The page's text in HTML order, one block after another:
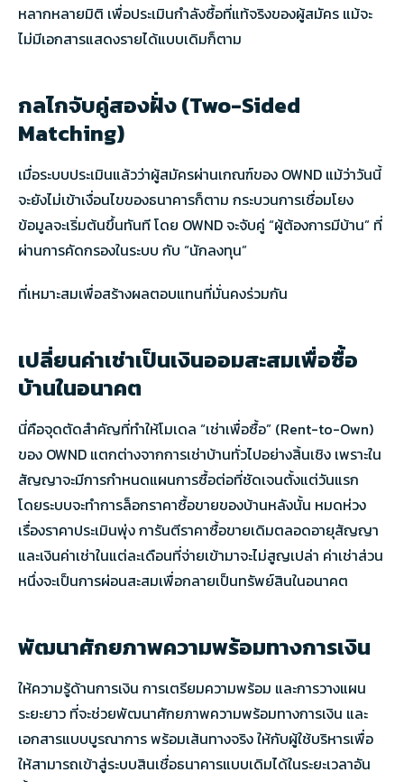
หลากหลายมิติ เพื่อประเมินกำลังซื้อที่แท้จริงของผู้สมัคร แม้จะ
ไม่มีเอกสารแสดงรายได้แบบเดิมก็ตาม
กลไกจับคู่สองฝั่ง (Two-Sided
Matching)
เมื่อระบบประเมินแล้วว่าผู้สมัครผ่านเกณฑ์ของ OWND แม้ว่าวันนี้
จะยังไม่เข้าเงื่อนไขของธนาคารก็ตาม กระบวนการเชื่อมโยง
ข้อมูลจะเริ่มต้นขึ้นทันที โดย OWND จะจับคู่ “ผู้ต้องการมีบ้าน” ที่
ผ่านการคัดกรองในระบบ กับ “นักลงทุน”
ที่เหมาะสมเพื่อสร้างผลตอบแทนที่มั่นคงร่วมกัน
เปลี่ยนค่าเช่าเป็นเงินออมสะสมเพื่อซื้อ
บ้านในอนาคต
นี่คือจุดตัดสำคัญที่ทำให้โมเดล “เช่าเพื่อซื้อ” (Rent-to-Own)
ของ OWND แตกต่างจากการเช่าบ้านทั่วไปอย่างสิ้นเชิง เพราะใน
สัญญาจะมีการกำหนดแผนการซื้อต่อที่ชัดเจนตั้งแต่วันแรก
โดยระบบจะทำการล็อกราคาซื้อขายของบ้านหลังนั้น หมดห่วง
เรื่องราคาประเมินพุ่ง การันตีราคาซื้อขายเดิมตลอดอายุสัญญา
และเงินค่าเช่าในแต่ละเดือนที่จ่ายเข้ามาจะไม่สูญเปล่า ค่าเช่าส่วน
หนึ่งจะเป็นการผ่อนสะสมเพื่อกลายเป็นทรัพย์สินในอนาคต
พัฒนาศักยภาพความพร้อมทางการเงิน
ให้ความรู้ด้านการเงิน การเตรียมความพร้อม และการวางแผน
ระยะยาว ที่จะช่วยพัฒนาศักยภาพความพร้อมทางการเงิน และ
เอกสารแบบบูรณาการ พร้อมเส้นทางจริง ให้กับผู้ใช้บริหารเพื่อ
ให้สามารถเข้าสู่ระบบสินเชื่อธนาคารแบบเดิมได้ในระยะเวลาอัน